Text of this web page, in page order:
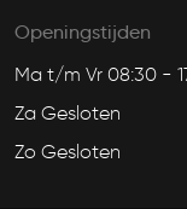
Openingstijden
Ma t/m Vr 08:30 -
Za Gesloten
Zo Gesloten